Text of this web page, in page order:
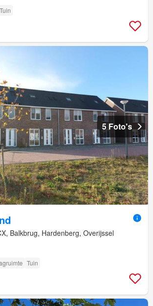
Tuin
5 Foto's
Balkbrug, Hardenberg, Overijssel
Tuin